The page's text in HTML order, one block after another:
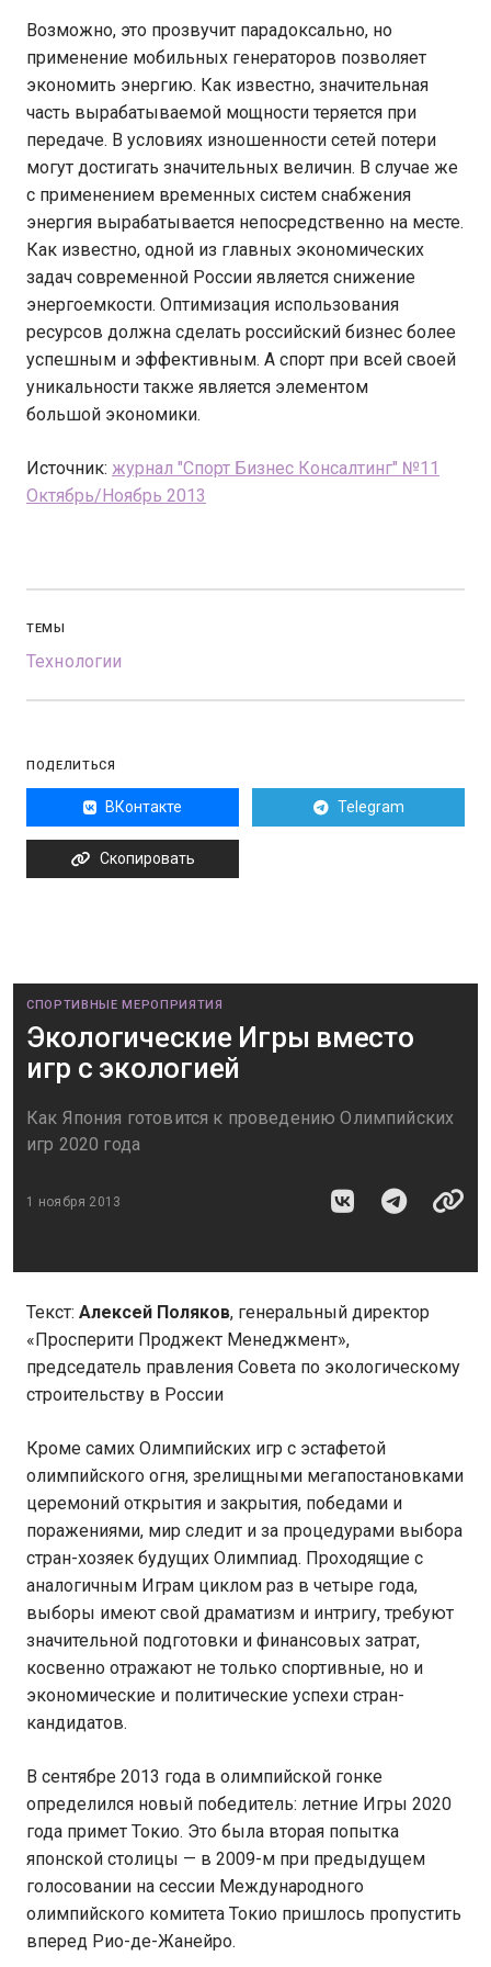
Возможно, это прозвучит парадоксально, но
применение мобильных генераторов позволяет
экономить энергию. Как известно, значительная
часть вырабатываемой мощности теряется при
передаче. В условиях изношенности сетей потери
могут достигать значительных величин. В случае же
с применением временных систем снабжения
энергия вырабатывается непосредственно на месте.
Как известно, одной из главных экономических
задач современной России является снижение
энергоемкости. Оптимизация использования
ресурсов должна сделать российский бизнес более
успешным и эффективным. А спорт при всей своей
уникальности также является элементом
большой экономики.
Источник: журнал "Спорт Бизнес Консалтинг" №11
Октябрь/Ноябрь 2013
ТЕМЫ
Технологии
ПОДЕЛИТЬСЯ
ВКонтакте Telegram
Скопировать
СПОРТИВНЫЕ МЕРОПРИЯТИЯ
Экологические Игры вместо
игр с экологией
Как Япония готовится к проведению Олимпийских
игр 2020 года
1 ноября 2013
Текст: Алексей Поляков, генеральный директор
«Просперити Проджект Менеджмент»,
председатель правления Совета по экологическому
строительству в России
Кроме самих Олимпийских игр с эстафетой
олимпийского огня, зрелищными мегапостановками
церемоний открытия и закрытия, победами и
поражениями, мир следит и за процедурами выбора
стран-хозяек будущих Олимпиад. Проходящие с
аналогичным Играм циклом раз в четыре года,
выборы имеют свой драматизм и интригу, требуют
значительной подготовки и финансовых затрат,
косвенно отражают не только спортивные, но и
экономические и политические успехи стран-
кандидатов.
В сентябре 2013 года в олимпийской гонке
определился новый победитель: летние Игры 2020
года примет Токио. Это была вторая попытка
японской столицы — в 2009-м при предыдущем
голосовании на сессии Международного
олимпийского комитета Токио пришлось пропустить
вперед Рио-де-Жанейро.